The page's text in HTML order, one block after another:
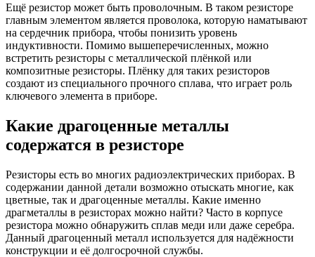
Ещё резистор может быть проволочным. В таком резисторе
главным элементом является проволока, которую наматывают
на сердечник прибора, чтобы понизить уровень
индуктивности. Помимо вышеперечисленных, можно
встретить резисторы с металлической плёнкой или
композитные резисторы. Плёнку для таких резисторов
создают из специального прочного сплава, что играет роль
ключевого элемента в приборе.
Какие драгоценные металлы
содержатся в резисторе
Резисторы есть во многих радиоэлектрических приборах. В
содержании данной детали возможно отыскать многие, как
цветные, так и драгоценные металлы. Какие именно
драгметаллы в резисторах можно найти? Часто в корпусе
резистора можно обнаружить сплав меди или даже серебра.
Данный драгоценный металл используется для надёжности
конструкции и её долгосрочной службы.